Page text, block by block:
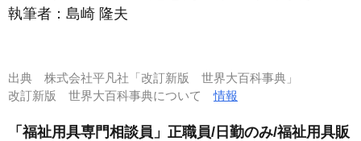
執筆者： 島崎 隆夫
出典 株式会社平凡社「改訂新版 世界大百科事典」
改訂新版 世界大百科事典について情報
「福祉用具専門相談員」正職員/日勤のみ/福祉用具販